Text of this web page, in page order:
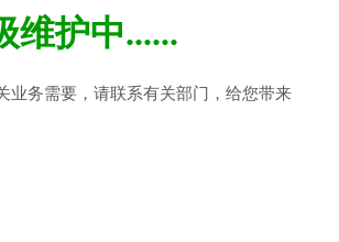
维护中......
业务需要，请联系有关部门，给您带来